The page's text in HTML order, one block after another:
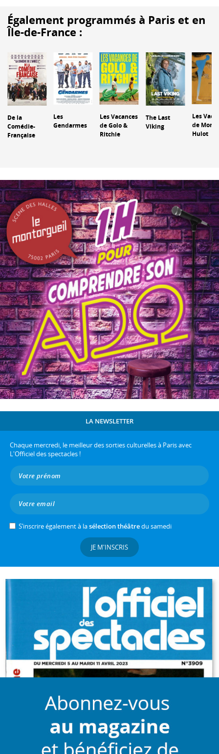
Également programmés à Paris et en
Île-de-France :
De la
Comédie-
Française
Les
Gendarmes
Les Vacances
de Golo &
Ritchie
The Last
Viking
Les
de
Hulot
LA NEWSLETTER
Chaque mercredi, le meilleur des sorties culturelles à Paris avec
L'Officiel des spectacles !
S’inscrire également à lasélection théâtredu samedi
JE M'INSCRIS